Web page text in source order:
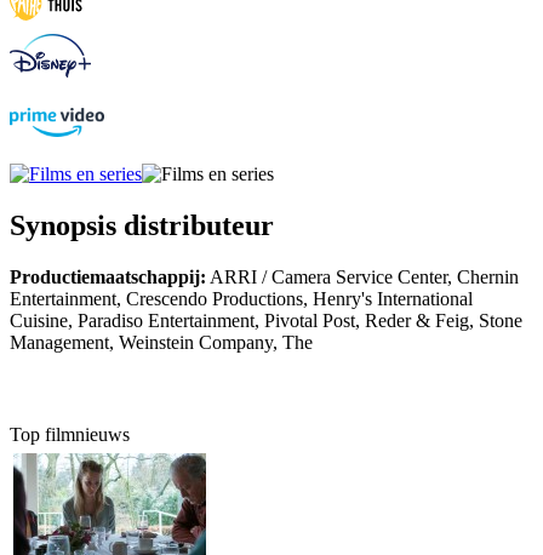
Synopsis distributeur
Productiemaatschappij: ARRI / Camera Service Center, Chernin
Entertainment, Crescendo Productions, Henry's International
Cuisine, Paradiso Entertainment, Pivotal Post, Reder & Feig, Stone
Management, Weinstein Company, The
Top filmnieuws